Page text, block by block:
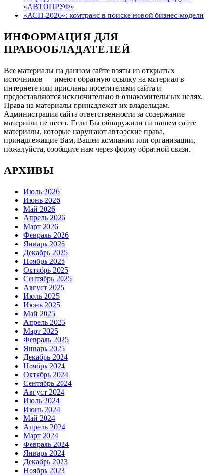
«АВТОПРУФ»
«АСП-2026»: комтранс в поиске новой бизнес-модели
ИНФОРМАЦИЯ ДЛЯ
ПРАВООБЛАДАТЕЛЕЙ
Все материалы на данном сайте взяты из открытых
источников — имеют обратную ссылку на материал в
интернете или присланы посетителями сайта и
предоставляются исключительно в ознакомительных целях.
Права на материалы принадлежат их владельцам.
Администрация сайта ответственности за содержание
материала не несет. Если Вы обнаружили на нашем сайте
материалы, которые нарушают авторские права,
принадлежащие Вам, Вашей компании или организации,
пожалуйста, сообщите нам через форму обратной связи.
АРХИВЫ
Июль 2026
Июнь 2026
Май 2026
Апрель 2026
Март 2026
Февраль 2026
Январь 2026
Декабрь 2025
Ноябрь 2025
Октябрь 2025
Сентябрь 2025
Август 2025
Июль 2025
Июнь 2025
Май 2025
Апрель 2025
Март 2025
Февраль 2025
Январь 2025
Декабрь 2024
Ноябрь 2024
Октябрь 2024
Сентябрь 2024
Август 2024
Июль 2024
Июнь 2024
Май 2024
Апрель 2024
Март 2024
Февраль 2024
Январь 2024
Декабрь 2023
Ноябрь 2023